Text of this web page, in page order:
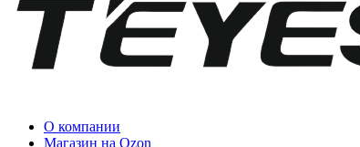
О компании
Магазин на Ozon